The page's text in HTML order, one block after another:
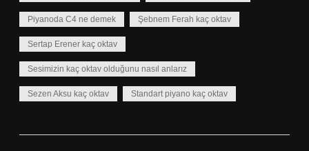
Piyanoda C4 ne demek Şebnem Ferah kaç oktav
Sertap Erener kaç oktav
Sesimizin kaç oktav olduğunu nasıl anlarız
Sezen Aksu kaç oktav Standart piyano kaç oktav